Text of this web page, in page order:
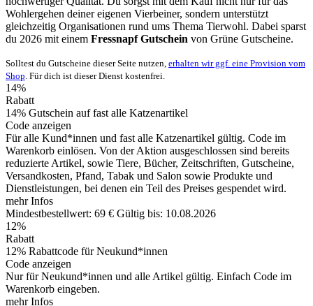
Wohlergehen deiner eigenen Vierbeiner, sondern unterstützt
gleichzeitig Organisationen rund ums Thema Tierwohl. Dabei sparst
du 2026 mit einem Fressnapf Gutschein von Grüne Gutscheine.
Solltest du Gutscheine dieser Seite nutzen, erhalten wir ggf. eine Provision vom
Shop . Für dich ist dieser Dienst kostenfrei.
14%
Rabatt
14% Gutschein auf fast alle Katzenartikel
Code anzeigen
Für alle Kund*innen und fast alle Katzenartikel gültig. Code im
Warenkorb einlösen. Von der Aktion ausgeschlossen sind bereits
reduzierte Artikel, sowie Tiere, Bücher, Zeitschriften, Gutscheine,
Versandkosten, Pfand, Tabak und Salon sowie Produkte und
Dienstleistungen, bei denen ein Teil des Preises gespendet wird.
mehr Infos
Mindestbestellwert: 69 € Gültig bis: 10.08.2026
12%
Rabatt
12% Rabattcode für Neukund*innen
Code anzeigen
Nur für Neukund*innen und alle Artikel gültig. Einfach Code im
Warenkorb eingeben.
mehr Infos